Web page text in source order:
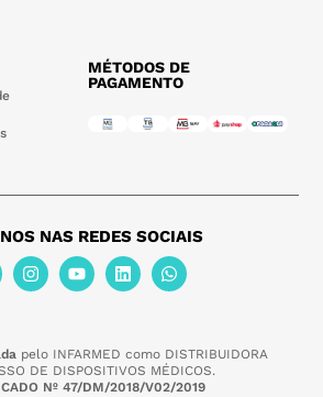
MÉTODOS DE
PAGAMENTO
NAS REDES SOCIAIS
pelo INFARMED como DISTRIBUIDORA
DE DISPOSITIVOS MÉDICOS.
Nº 47/DM/2018/V02/2019